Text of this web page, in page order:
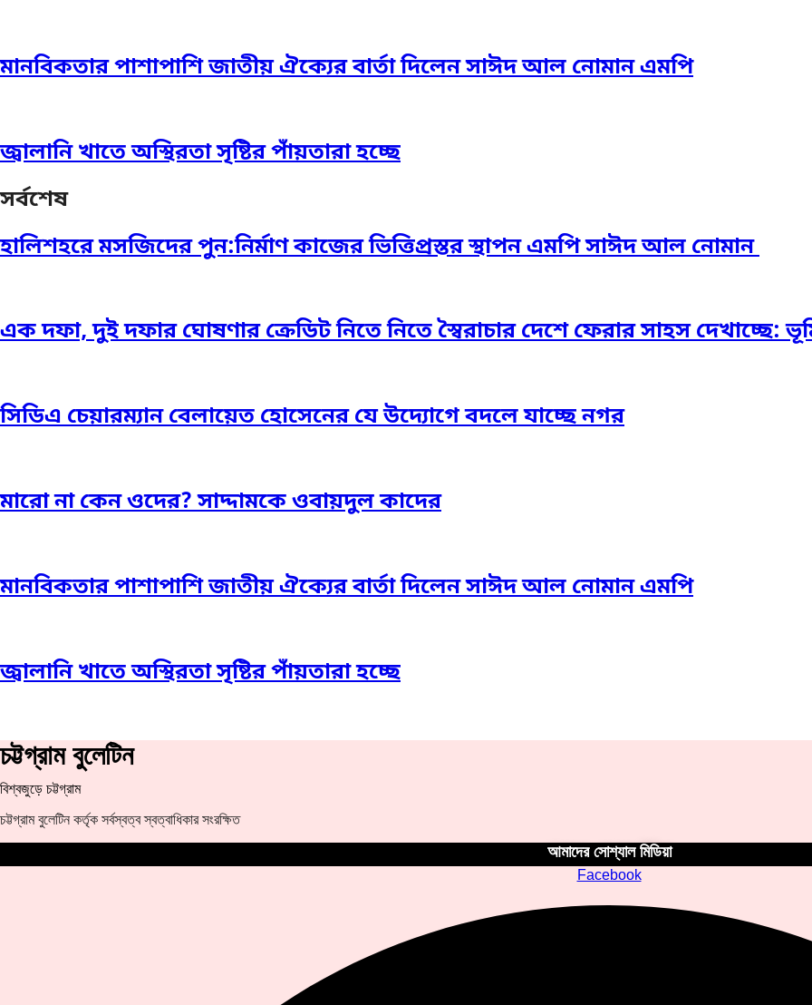
মানবিকতার পাশাপাশি জাতীয় ঐক্যের বার্তা দিলেন সাঈদ আল নোমান এমপি
জ্বালানি খাতে অস্থিরতা সৃষ্টির পাঁয়তারা হচ্ছে
সর্বশেষ
হালিশহরে মসজিদের পুন:নির্মাণ কাজের ভিত্তিপ্রস্তর স্থাপন এমপি সাঈদ আল নোমান ‎
এক দফা, দুই দফার ঘোষণার ক্রেডিট নিতে নিতে স্বৈরাচার দেশে ফেরার সাহস দেখাচ্ছে: ভূমি
সিডিএ চেয়ারম্যান বেলায়েত হোসেনের যে উদ্যোগে বদলে যাচ্ছে নগর
মারো না কেন ওদের? সাদ্দামকে ওবায়দুল কাদের
মানবিকতার পাশাপাশি জাতীয় ঐক্যের বার্তা দিলেন সাঈদ আল নোমান এমপি
জ্বালানি খাতে অস্থিরতা সৃষ্টির পাঁয়তারা হচ্ছে
চট্টগ্রাম বুলেটিন
বিশ্বজুড়ে চট্টগ্রাম
চট্টগ্রাম বুলেটিন কর্তৃক সর্বস্বত্ব স্বত্বাধিকার সংরক্ষিত
আমাদের সোশ্যাল মিডিয়া
Facebook